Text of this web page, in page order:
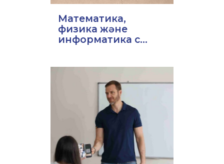
Математика,
физика және
информатика с...